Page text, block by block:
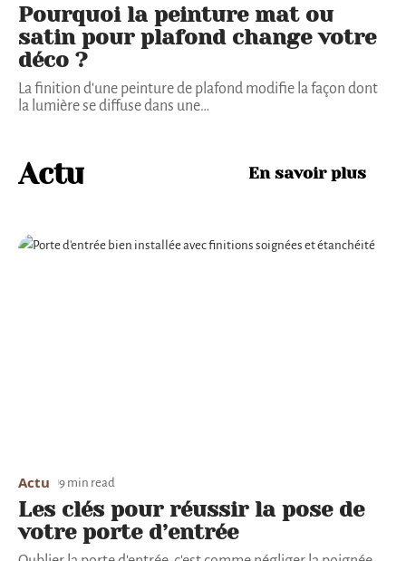
Pourquoi la peinture mat ou
satin pour plafond change votre
déco ?
La finition d'une peinture de plafond modifie la façon dont
la lumière se diffuse dans une…
Actu En savoir plus
Actu 9 min read
Les clés pour réussir la pose de
votre porte d’entrée